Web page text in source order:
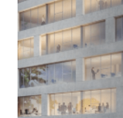
2 200 m² - 2022
Développement de
nommé Pluriel / Breeam
Due Diligence et
Quartus, Atelier Régis